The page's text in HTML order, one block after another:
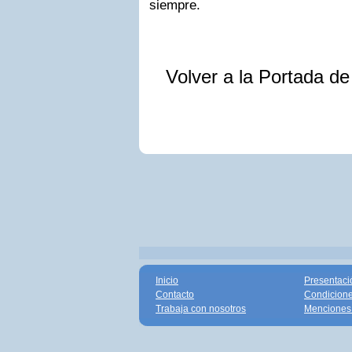
siempre.
Volver a la Portada
Inicio
Contacto
Trabaja con nosotros